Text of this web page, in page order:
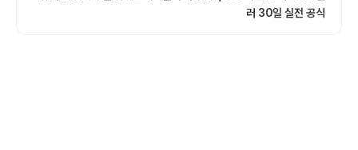
러 30일 실전 공식